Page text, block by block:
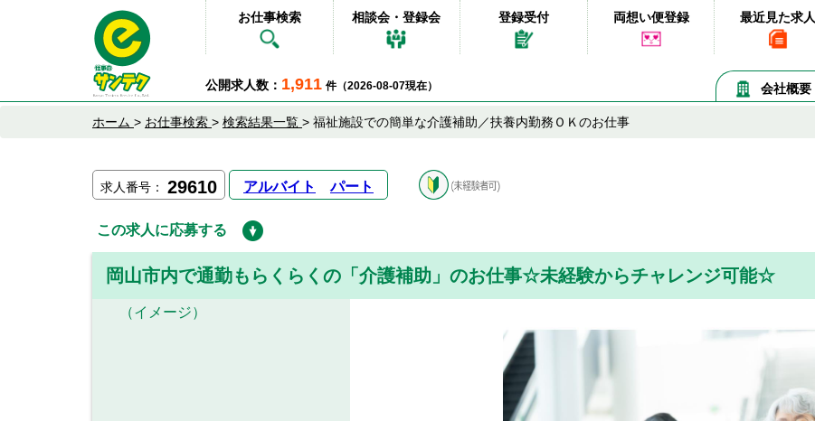
お仕事検索 相談会・登録会 登録受付 両想い便登録 最近見た求人
公開求人数： 1,911 件（2026-08-07現在） 会社概要
ホーム > お仕事検索 > 検索結果一覧 > 福祉施設での簡単な介護補助／扶養内勤務ＯＫのお仕事
求人番号： 29610 アルバイト パート
この求人に応募する
岡山市内で通勤もらくらくの「介護補助」のお仕事☆未経験からチャレンジ可能☆
（イメージ）